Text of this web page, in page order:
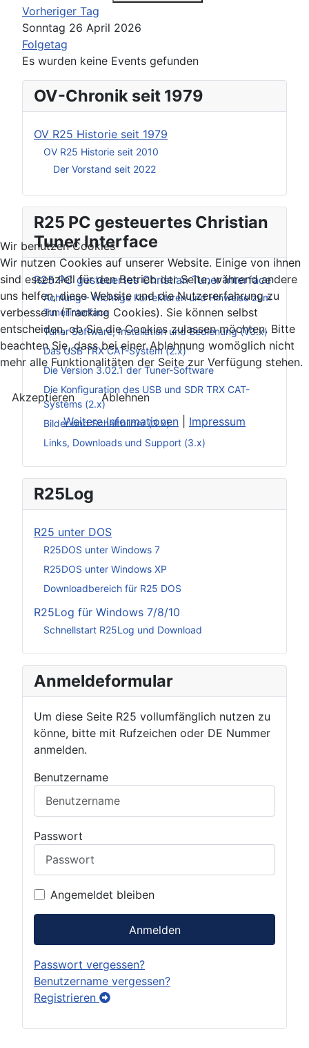
OV-Chronik seit 1979
OV R25 Historie seit 1979
OV R25 Historie seit 2010
Der Vorstand seit 2022
R25 PC gesteuertes Christian
Tuner Interface
R25 PC gesteuertes Christian Tuner Interface
Achtung – Wichtige Korrekturen und Hinweise zum
Tunerinterface
Tuner Software, Installation und Bedienung (V3.x)
Das USB TRX CAT-System (2.x)
Die Version 3.02.1 der Tuner-Software
Die Konfiguration des USB und SDR TRX CAT-
Systems (2.x)
Bilder und Schaltbilder (3.x)
Links, Downloads und Support (3.x)
R25Log
R25 unter DOS
R25DOS unter Windows 7
R25DOS unter Windows XP
Downloadbereich für R25 DOS
R25Log für Windows 7/8/10
Schnellstart R25Log und Download
Anmeldeformular
Um diese Seite R25 vollumfänglich nutzen zu
könne, bitte mit Rufzeichen oder DE Nummer
anmelden.
Benutzername
Passwort
Angemeldet bleiben
Anmelden
Passwort vergessen?
Benutzername vergessen?
Registrieren
Vorheriger Tag
Sonntag 26 April 2026
Folgetag
Es wurden keine Events gefunden
Wir benutzen Cookies
Wir nutzen Cookies auf unserer Website. Einige von ihnen
sind essenziell für den Betrieb der Seite, während andere
uns helfen, diese Website und die Nutzererfahrung zu
verbessern (Tracking Cookies). Sie können selbst
entscheiden, ob Sie die Cookies zulassen möchten. Bitte
beachten Sie, dass bei einer Ablehnung womöglich nicht
mehr alle Funktionalitäten der Seite zur Verfügung stehen.
Akzeptieren
Ablehnen
Weitere Informationen
Impressum